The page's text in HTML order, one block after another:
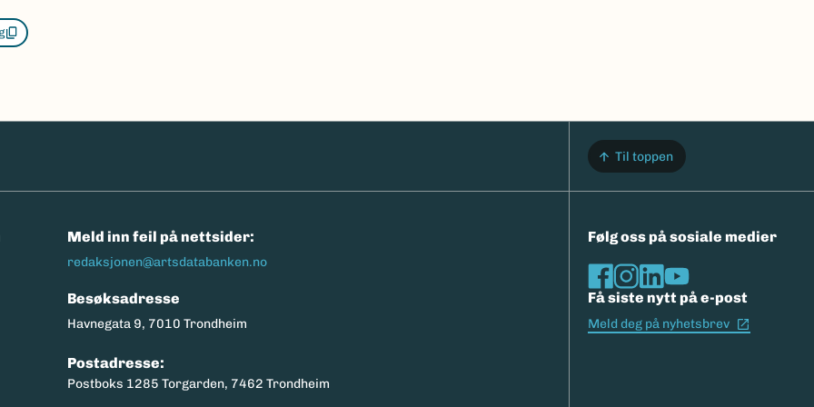
Til toppen
Meld inn feil på nettsider:
redaksjonen@artsdatabanken.no
Besøksadresse
Havnegata 9, 7010 Trondheim
Postadresse:
Postboks 1285 Torgarden, 7462 Trondheim
Følg oss på sosiale medier
Få siste nytt på e-post
Meld deg på nyhetsbrev